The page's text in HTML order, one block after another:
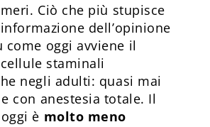
Ciò che più stupisce
dell’opinione
come oggi avviene il
staminali
negli adulti: quasi mai
con anestesia totale. Il
è molto meno